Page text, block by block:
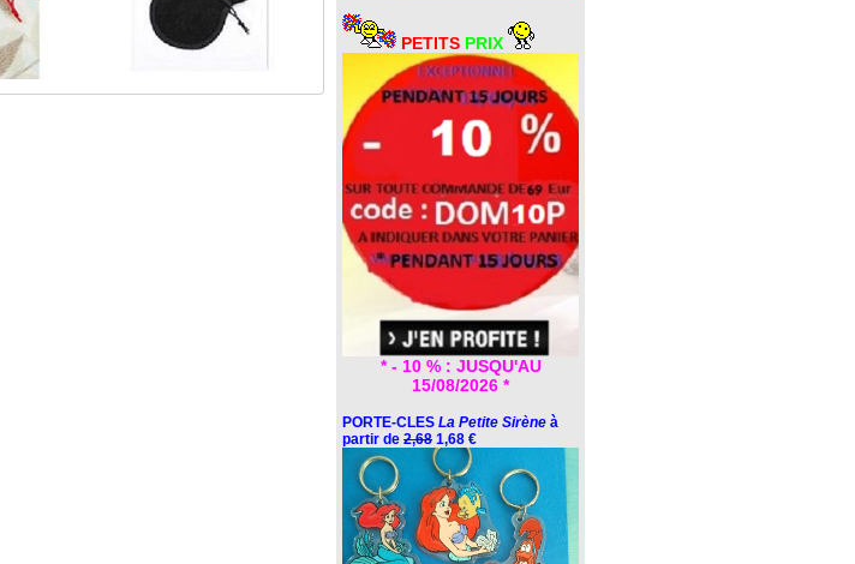
PETITS PRIX
* - 10 % : JUSQU'AU
15/08/2026 *
PORTE-CLES La Petite Sirène à
partir de 2,68 1,68 €